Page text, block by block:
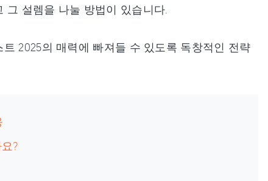
설렘을 나눌 방법이 있습니다.
2025의 매력에 빠져들 수 있도록 독창적인 전략
?